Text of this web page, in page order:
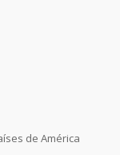
de América